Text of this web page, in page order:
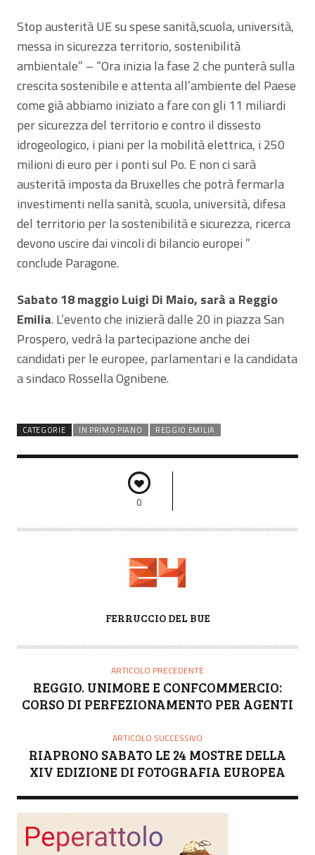
Stop austerità UE su spese sanità,scuola, università,
messa in sicurezza territorio, sostenibilità
ambientale” – “Ora inizia la fase 2 che punterà sulla
crescita sostenibile e attenta all’ambiente del Paese
come già abbiamo iniziato a fare con gli 11 miliardi
per sicurezza del territorio e contro il dissesto
idrogeologico, i piani per la mobilità elettrica, i 250
milioni di euro per i ponti sul Po. E non ci sarà
austerità imposta da Bruxelles che potrà fermarla
investimenti nella sanità, scuola, università, difesa
del territorio per la sostenibilità e sicurezza, ricerca
devono uscire dai vincoli di bilancio europei ”
conclude Paragone.
Sabato 18 maggio Luigi Di Maio, sarà a Reggio
Emilia. L’evento che inizierà dalle 20 in piazza San
Prospero, vedrà la partecipazione anche dei
candidati per le europee, parlamentari e la candidata
a sindaco Rossella Ognibene.
CATEGORIE IN PRIMO PIANO REGGIO EMILIA
0
T
E
FERRUCCIO DEL BUE
ARTICOLO PRECEDENTE
REGGIO. UNIMORE E CONFCOMMERCIO:
CORSO DI PERFEZIONAMENTO PER AGENTI
ARTICOLO SUCCESSIVO
RIAPRONO SABATO LE 24 MOSTRE DELLA
XIV EDIZIONE DI FOTOGRAFIA EUROPEA